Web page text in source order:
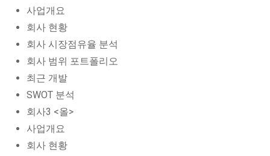
사업개요
회사 현황
회사 시장점유율 분석
회사 범위 포트폴리오
최근 개발
SWOT 분석
회사3 <올>
사업개요
회사 현황